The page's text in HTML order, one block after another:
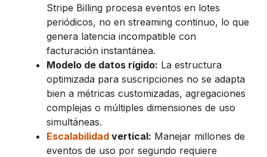
Stripe Billing procesa eventos en lotes
periódicos, no en streaming continuo, lo que
genera latencia incompatible con
facturación instantánea.
Modelo de datos rígido: La estructura
optimizada para suscripciones no se adapta
bien a métricas customizadas, agregaciones
complejas o múltiples dimensiones de uso
simultáneas.
Escalabilidad vertical: Manejar millones de
eventos de uso por segundo requiere